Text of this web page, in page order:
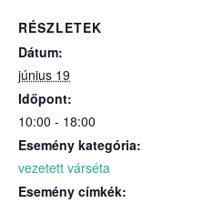
RÉSZLETEK
Dátum:
június 19
Időpont:
10:00 - 18:00
Esemény kategória:
vezetett várséta
Esemény címkék: